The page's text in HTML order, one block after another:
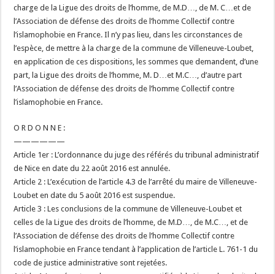
charge de la Ligue des droits de l’homme, de M.D…, de M. C…et de
l’Association de défense des droits de l’homme Collectif contre
l’islamophobie en France. Il n’y pas lieu, dans les circonstances de
l’espèce, de mettre à la charge de la commune de Villeneuve-Loubet,
en application de ces dispositions, les sommes que demandent, d’une
part, la Ligue des droits de l’homme, M. D…et M.C…, d’autre part
l’Association de défense des droits de l’homme Collectif contre
l’islamophobie en France.
O R D O N N E :
——————
Article 1er : L’ordonnance du juge des référés du tribunal administratif
de Nice en date du 22 août 2016 est annulée.
Article 2 : L’exécution de l’article 4.3 de l’arrêté du maire de Villeneuve-
Loubet en date du 5 août 2016 est suspendue.
Article 3 : Les conclusions de la commune de Villeneuve-Loubet et
celles de la Ligue des droits de l’homme, de M.D…, de M.C…, et de
l’Association de défense des droits de l’homme Collectif contre
l’islamophobie en France tendant à l’application de l’article L. 761-1 du
code de justice administrative sont rejetées.